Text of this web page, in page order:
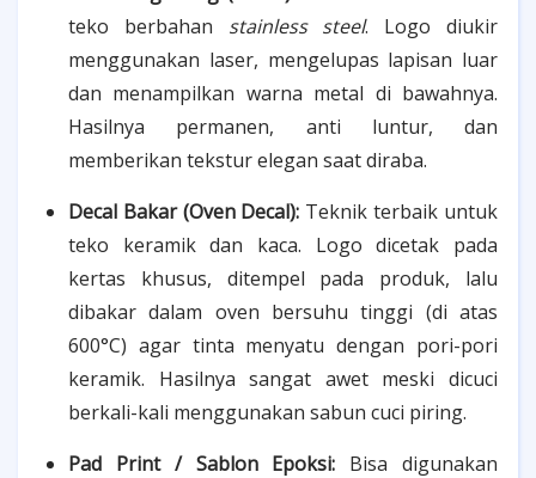
teko berbahan stainless steel. Logo diukir
menggunakan laser, mengelupas lapisan luar
dan menampilkan warna metal di bawahnya.
Hasilnya permanen, anti luntur, dan
memberikan tekstur elegan saat diraba.
Decal Bakar (Oven Decal): Teknik terbaik untuk
teko keramik dan kaca. Logo dicetak pada
kertas khusus, ditempel pada produk, lalu
dibakar dalam oven bersuhu tinggi (di atas
600°C) agar tinta menyatu dengan pori-pori
keramik. Hasilnya sangat awet meski dicuci
berkali-kali menggunakan sabun cuci piring.
Pad Print / Sablon Epoksi: Bisa digunakan